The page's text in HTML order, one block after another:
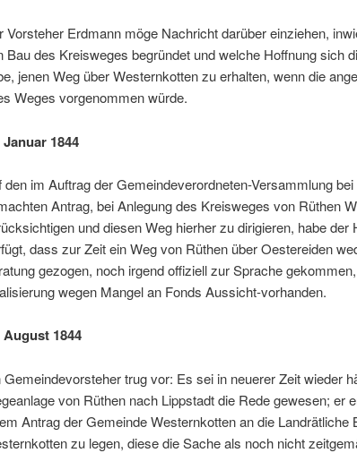
Vorsteher Erdmann möge Nachricht darüber einziehen,
Bau des Kreisweges begründet und welche Hoffnung sich
jenen Weg über Westernkotten zu erhalten, wenn die
Weges vorgenommen würde.
Januar 1844
den im Auftrag der Gemeindeverordneten-Versammlung
Antrag, bei Anlegung des Kreisweges von Rüthen
und diesen Weg hierher zu dirigieren, habe der
dass zur Zeit ein Weg von Rüthen über Oestereiden
gezogen, noch irgend offiziell zur Sprache
wegen Mangel an Fonds Aussicht-vorhanden.
August 1844
Gemeindevorsteher trug vor: Es sei in neuerer Zeit wieder
von Rüthen nach Lippstadt die Rede gewesen; er
Antrag der Gemeinde Westernkotten an die Landrätliche
zu legen, diese die Sache als noch nicht